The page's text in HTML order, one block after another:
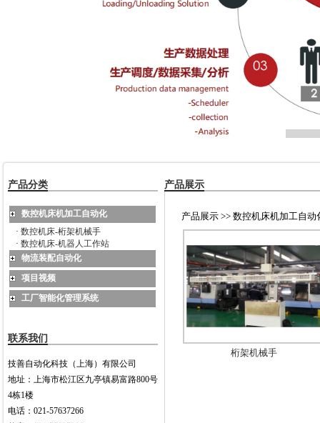
产品分类
数控机床机加工自动化
· 数控机床-桁架机械手
· 数控机床-机器人工作站
物流装配自动化
项目视频
工厂智能化管理系统
联系我们
技善自动化科技（上海）有限公司
地址：上海市松江区九亭镇易富路800号
4栋1楼
电话：021-57637266
产品展示
产品展示 >> 数控机床机加工自
桁架机械手